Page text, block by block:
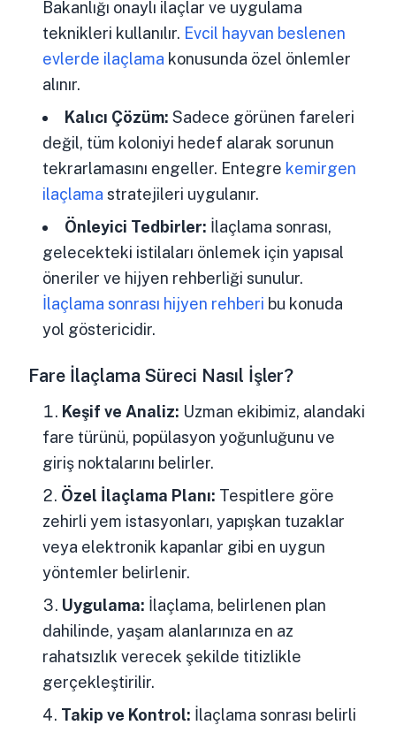
Bakanlığı onaylı ilaçlar ve uygulama
teknikleri kullanılır. Evcil hayvan beslenen
evlerde ilaçlama konusunda özel önlemler
alınır.
Kalıcı Çözüm: Sadece görünen fareleri
değil, tüm koloniyi hedef alarak sorunun
tekrarlamasını engeller. Entegre kemirgen
ilaçlama stratejileri uygulanır.
Önleyici Tedbirler: İlaçlama sonrası,
gelecekteki istilaları önlemek için yapısal
öneriler ve hijyen rehberliği sunulur.
İlaçlama sonrası hijyen rehberi bu konuda
yol göstericidir.
Fare İlaçlama Süreci Nasıl İşler?
Keşif ve Analiz: Uzman ekibimiz, alandaki
fare türünü, popülasyon yoğunluğunu ve
giriş noktalarını belirler.
Özel İlaçlama Planı: Tespitlere göre
zehirli yem istasyonları, yapışkan tuzaklar
veya elektronik kapanlar gibi en uygun
yöntemler belirlenir.
Uygulama: İlaçlama, belirlenen plan
dahilinde, yaşam alanlarınıza en az
rahatsızlık verecek şekilde titizlikle
gerçekleştirilir.
Takip ve Kontrol: İlaçlama sonrası belirli